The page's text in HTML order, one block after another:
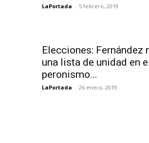
LaPortada - 5 febrero, 2019
Elecciones: Fernández
una lista de unidad en
peronismo...
LaPortada - 26 enero, 2019